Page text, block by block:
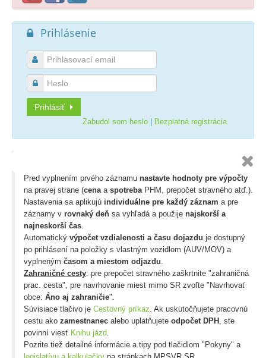
 Prihlásenie


Prihlásiť
Zabudol som heslo Bezplatná registrácia

Pred vyplnením prvého záznamu nastavte hodnoty pre výpočty
na pravej strane (cenaa spotrebaPHM, prepočet stravného atď.).
Nastavenia sa aplikujú individuálne pre každý záznam a pre
záznamy v rovnaký deň sa vyhľadá a použije najskorší a
najneskorší čas.
Automatický výpočet vzdialenosti a času dojazdu je dostupný
po prihlásení na položky s vlastným vozidlom (AUV/MOV) a
vyplneným časom a miestom odjazdu.
Zahraničné cesty: pre prepočet stravného zaškrtnite "zahraničná
prac. cesta", pre navrhovanie miest mimo SR zvoľte "Navrhovať
obce: Áno aj zahraničie".
Súvisiace tlačivo je Cestovný príkaz. Ak uskutočňujete pracovnú
cestu ako zamestnanec alebo uplatňujete odpočet DPH , ste
povinní viesť Knihu jázd.
Pozrite tiež detailné informácie a tipy pod tlačidlom "Pokyny" a